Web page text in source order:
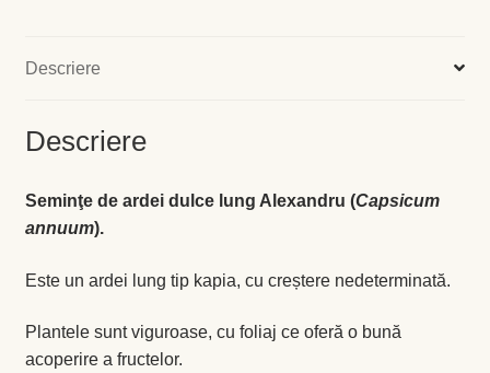
Maghiran
Melisa
Oregano
Descriere
Descriere
Seminţe de ardei dulce lung Alexandru (Capsicum
annuum).
Este un ardei lung tip kapia, cu creștere nedeterminată.
Plantele sunt viguroase, cu foliaj ce oferă o bună
acoperire a fructelor.